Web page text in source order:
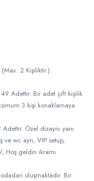
2 Kişiliktir.).
Adettir. Bir adet çift kişilik
3 kişi konaklamaya
Özel dizaynı yanı
wc ayrı, VIP setup,
Hoş geldin ikramı
oluşmaktadır. Bir